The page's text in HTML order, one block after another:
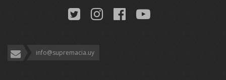
info@supremacia.uy